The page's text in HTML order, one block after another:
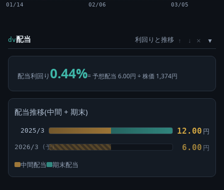
01/14 02/06 03/05
dv配当 利回りと推移 ↑ ↓ ×
配当利回り 0.44%= 予想配当 6.00円 ÷ 株価 1,374円
配当推移(中間 + 期末)
2025/3 12.00 円
2026/3 6.00 円
中間配当 期末配当